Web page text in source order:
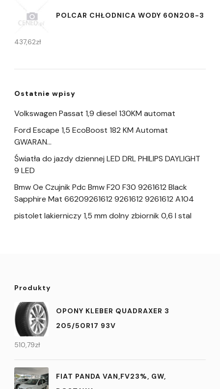
POLCAR CHŁODNICA WODY 60N208-3
437,62zł
Ostatnie wpisy
Volkswagen Passat 1,9 diesel 130KM automat
Ford Escape 1,5 EcoBoost 182 KM Automat
GWARAN…
Światła do jazdy dziennej LED DRL PHILIPS DAYLIGHT
9 LED
Bmw Oe Czujnik Pdc Bmw F20 F30 9261612 Black
Sapphire Mat 66209261612 9261612 9261612 A104
pistolet lakierniczy 1,5 mm dolny zbiornik 0,6 l stal
Produkty
OPONY KLEBER QUADRAXER 3
205/50R17 93V
510,79zł
FIAT PANDA VAN,FV23%, GW,